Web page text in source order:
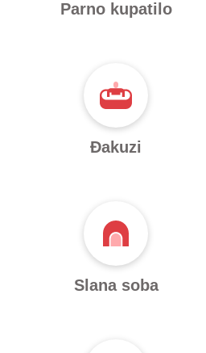
Parno kupatilo
Đakuzi
Slana soba